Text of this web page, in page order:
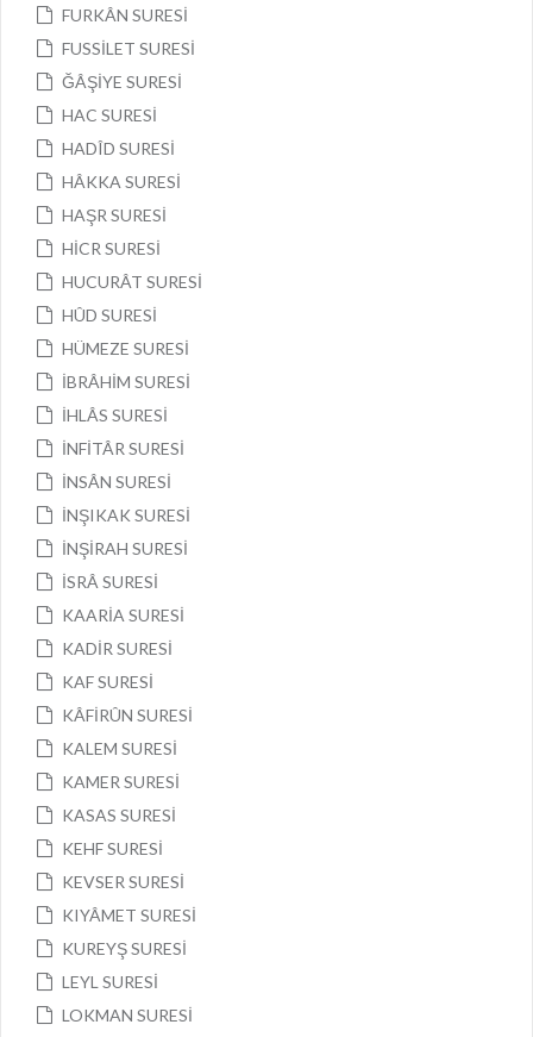
FURKÂN SURESİ
FUSSİLET SURESİ
ĞÂŞİYE SURESİ
HAC SURESİ
HADÎD SURESİ
HÂKKA SURESİ
HAŞR SURESİ
HİCR SURESİ
HUCURÂT SURESİ
HÛD SURESİ
HÜMEZE SURESİ
İBRÂHİM SURESİ
İHLÂS SURESİ
İNFİTÂR SURESİ
İNSÂN SURESİ
İNŞIKAK SURESİ
İNŞİRAH SURESİ
İSRÂ SURESİ
KAARİA SURESİ
KADİR SURESİ
KAF SURESİ
KÂFİRÛN SURESİ
KALEM SURESİ
KAMER SURESİ
KASAS SURESİ
KEHF SURESİ
KEVSER SURESİ
KIYÂMET SURESİ
KUREYŞ SURESİ
LEYL SURESİ
LOKMAN SURESİ